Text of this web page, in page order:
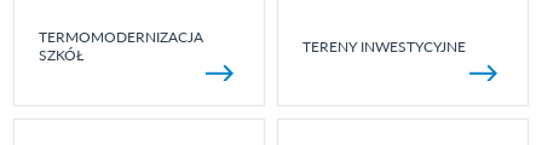
TERMOMODERNIZACJA
SZKÓŁ
TERENY INWESTYCYJNE